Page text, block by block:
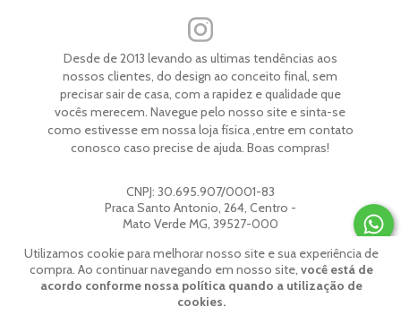
Utilizamos cookie para melhorar nosso site e sua experiência de
compra. Ao continuar navegando em nosso site, você está de
acordo conforme nossa política quando a utilização de
cookies.
Desde de 2013 levando as ultimas tendências aos
nossos clientes, do design ao conceito final, sem
precisar sair de casa, com a rapidez e qualidade que
vocês merecem. Navegue pelo nosso site e sinta-se
como estivesse em nossa loja física ,entre em contato
conosco caso precise de ajuda. Boas compras!
CNPJ: 30.695.907/0001-83
Praca Santo Antonio, 264, Centro -
Mato Verde MG, 39527-000
© 2026 | Todos os direitos reservados.Lesantini.
Feito com
pelaWeethub|Política de Privacidade.